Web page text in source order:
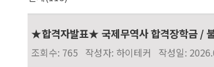
★합격자발표★ 국제무역사 합격장학금 /
조회수: 765 작성자: 하이테커 작성일: